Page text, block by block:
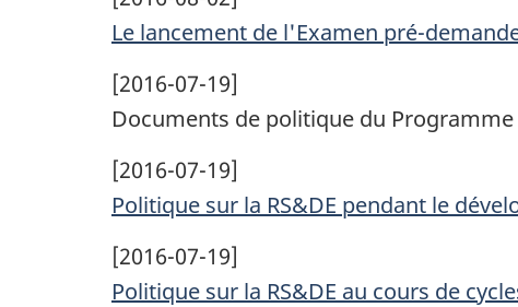
Le lancement de l'Examen pré-
[2016-07-19]
Documents de politique du Programme
[2016-07-19]
Politique sur la RS&DE pendant le
[2016-07-19]
Politique sur la RS&DE au cours de